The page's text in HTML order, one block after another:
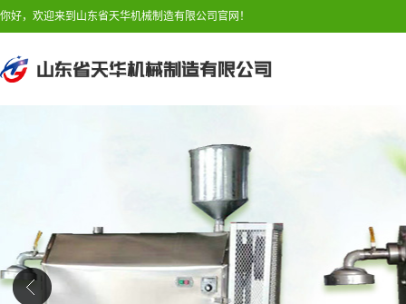
你好，欢迎来到山东省天华机械制造有限公司官网！